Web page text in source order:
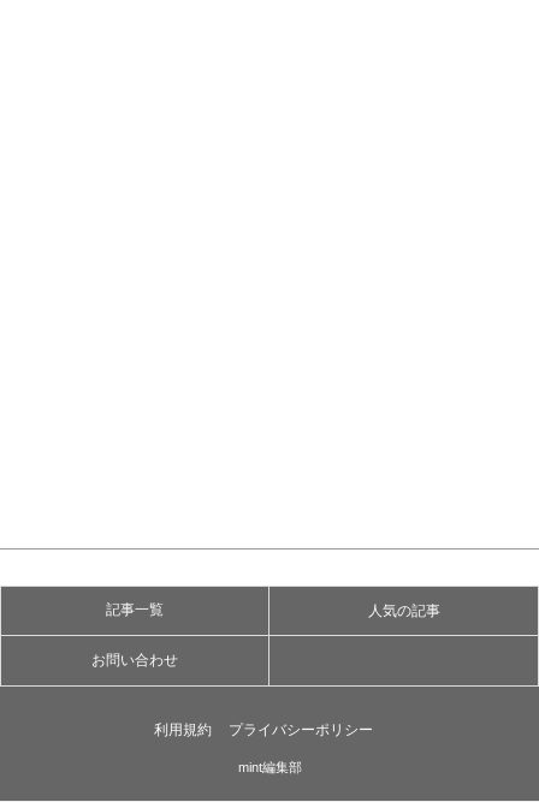
記事一覧 人気の記事
お問い合わせ
利用規約 プライバシーポリシー
mint編集部